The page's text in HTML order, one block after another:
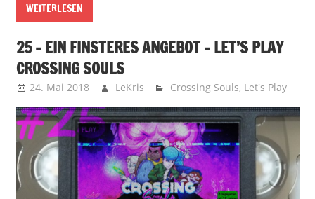
WEITERLESEN
25 – EIN FINSTERES ANGEBOT – LET’S PLAY
CROSSING SOULS
24. Mai 2018 LeKris Crossing Souls, Let's Play